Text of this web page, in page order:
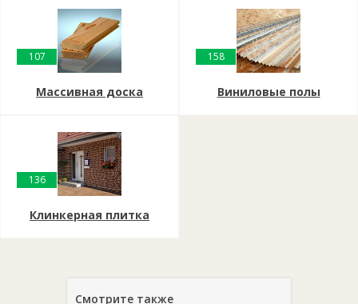
107
Массивная доска
158
Виниловые полы
136
Клинкерная плитка
Смотрите также